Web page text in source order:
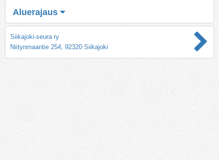
Aluerajaus
Siikajoki-seura ry
Niitynmaantie 254, 92320 Siikajoki